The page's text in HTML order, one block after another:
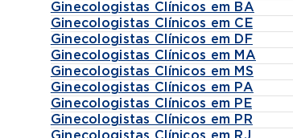
Ginecologistas Clínicos em BA
Ginecologistas Clínicos em CE
Ginecologistas Clínicos em DF
Ginecologistas Clínicos em MA
Ginecologistas Clínicos em MS
Ginecologistas Clínicos em PA
Ginecologistas Clínicos em PE
Ginecologistas Clínicos em PR